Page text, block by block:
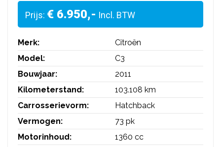
Prijs: € 6.950,- Incl. BTW
Merk:
Citroën
Model:
C3
Bouwjaar:
2011
Kilometerstand:
103.108 km
Carrosserievorm:
Hatchback
Vermogen:
73 pk
Motorinhoud:
1360 cc